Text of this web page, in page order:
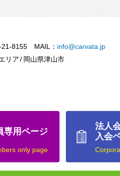
8155 MAIL： info@carvata.jp
リア 岡山県津山市
専用ページ
only page
法人
入会